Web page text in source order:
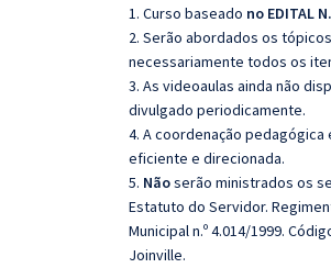
1. Curso baseado no EDITAL
2. Serão abordados os
necessariamente todos os
3. As videoaulas ainda não
divulgado periodicamente.
4. A coordenação
eficiente e direcionada.
5. Nãoserão ministrados os
Estatuto do Servidor.
Municipal n.º 4.014/1999.
Joinville.